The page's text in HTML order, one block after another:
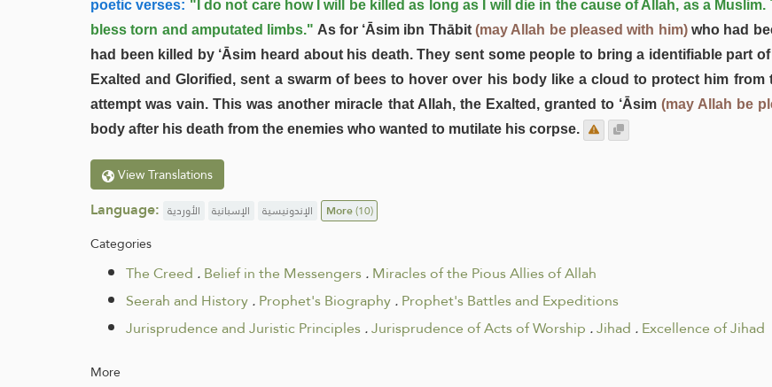
poetic verses: "I do not care how I will be killed as long as I will die in the cause of Allah, as a
bless torn and amputated limbs." As for ‘Āsim ibn Thābit(may Allah be pleased with him)who had
had been killed by ‘Āsim heard about his death. They sent some people to bring a identifiable part
Exalted and Glorified, sent a swarm of bees to hover over his body like a cloud to protect him
attempt was vain. This was another miracle that Allah, the Exalted, granted to ‘Āsim(may Allah be
body after his death from the enemies who wanted to mutilate his corpse.
View Translations
Language: الأوردية الإسبانية الإندونيسية More(10)
Categories
The Creed .Belief in the Messengers.Miracles of the Pious Allies of Allah
Seerah and History.Prophet's Biography.Prophet's Battles and Expeditions
Jurisprudence and Juristic Principles.Jurisprudence of Acts of Worship .Jihad .Excellence of Jihad
More